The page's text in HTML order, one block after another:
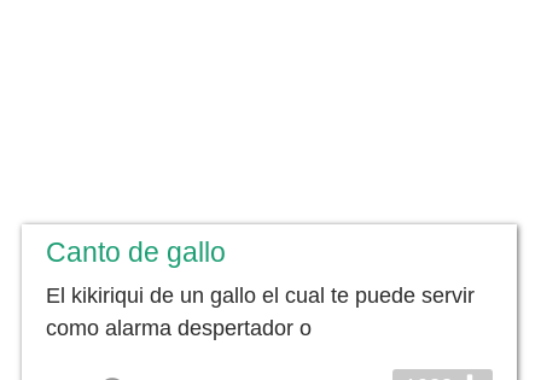
Canto de gallo
El kikiriqui de un gallo el cual te puede servir
como alarma despertador o